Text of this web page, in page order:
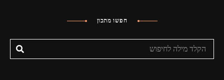
חפשו מתכון